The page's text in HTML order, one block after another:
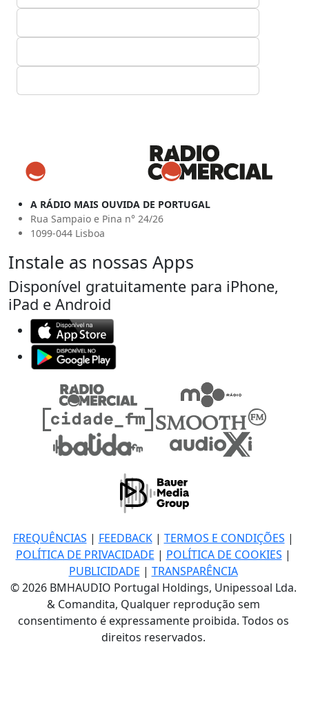
A RÁDIO MAIS OUVIDA DE PORTUGAL
Rua Sampaio e Pina n° 24/26
1099-044 Lisboa
Instale as nossas Apps
Disponível gratuitamente para iPhone,
iPad e Android
FREQUÊNCIAS | FEEDBACK| TERMOS E CONDIÇÕES |
POLÍTICA DE PRIVACIDADE | POLÍTICA DE COOKIES |
PUBLICIDADE | TRANSPARÊNCIA
© 2026 BMHAUDIO Portugal Holdings, Unipessoal Lda.
& Comandita, Qualquer reprodução sem
consentimento é expressamente proibida. Todos os
direitos reservados.